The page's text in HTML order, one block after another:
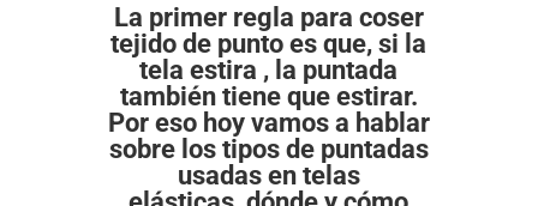
La primer regla para coser
tejido de punto es que, si la
tela estira , la puntada
también tiene que estirar.
Por eso hoy vamos a hablar
sobre los tipos de puntadas
usadas en telas